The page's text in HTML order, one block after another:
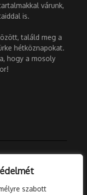
szabott
várunk,
is.
találd meg a
hétköznapokat.
hogy a mosoly